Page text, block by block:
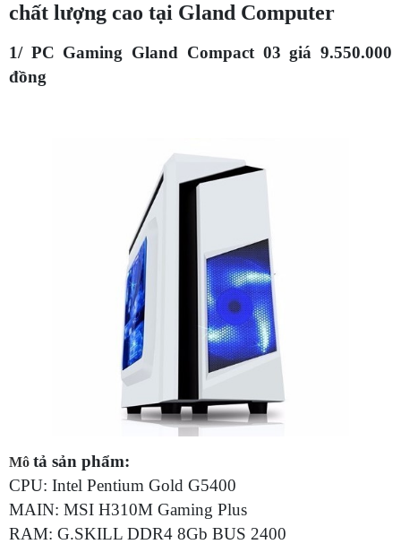
chất lượng cao tại Gland Computer
1/ PC Gaming Gland Compact 03 giá 9.550.000
đồng
Mô tả sản phẩm:
CPU: Intel Pentium Gold G5400
MAIN: MSI H310M Gaming Plus
RAM: G.SKILL DDR4 8Gb BUS 2400